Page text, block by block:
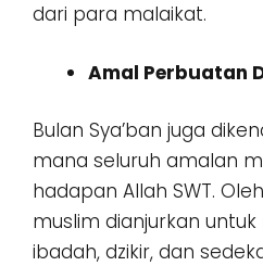
dari para malaikat.
Amal Perbuatan
Bulan Sya’ban juga
mana seluruh amalan
hadapan Allah SWT.
muslim dianjurkan
ibadah, dzikir, dan